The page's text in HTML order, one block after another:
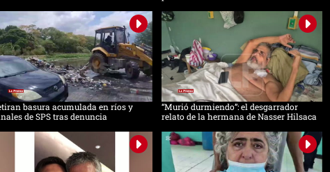
basura acumulada en ríos y
de SPS tras denuncia
“Murió durmiendo”: el desgarrador
relato de la hermana de Nasser Hilsaca